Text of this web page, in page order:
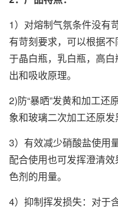
1）对熔制气氛条件没有
有苛刻要求，可以根据
于晶白瓶，乳白瓶，高
出和吸收原理。
2)防“暴晒”发黄和加工还
象和玻璃二次加工还原发
3）有效减少硝酸盐使用
配合使用也可发挥澄清
色剂的用量。
4）抑制挥发损失：对于